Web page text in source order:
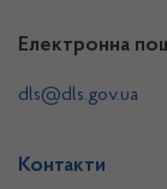
Електронна
dls@dls.gov.ua
Контакти